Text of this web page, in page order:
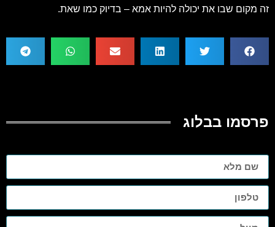
זה מקום שבו את יכולה להיות אמא – בדיוק כמו שאת.
פרסמו בבלוג